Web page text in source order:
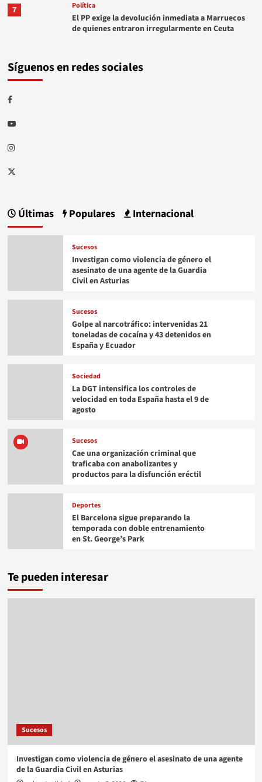
7 Política
El PP exige la devolución inmediata a Marruecos
de quienes entraron irregularmente en Ceuta
Síguenos en redes sociales
Facebook
Youtube
Instagram
Twitter
Últimas Populares Internacional
Sucesos
Investigan como violencia de género el
asesinato de una agente de la Guardia
Civil en Asturias
Sucesos
Golpe al narcotráfico: intervenidas 21
toneladas de cocaína y 43 detenidos en
España y Ecuador
Sociedad
La DGT intensifica los controles de
velocidad en toda España hasta el 9 de
agosto
Sucesos
Cae una organización criminal que
traficaba con anabolizantes y
productos para la disfunción eréctil
Deportes
El Barcelona sigue preparando la
temporada con doble entrenamiento
en St. George’s Park
Te pueden interesar
Sucesos
Investigan como violencia de género el asesinato de una agente
de la Guardia Civil en Asturias